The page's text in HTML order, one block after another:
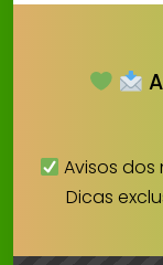
Avisos
Dicas